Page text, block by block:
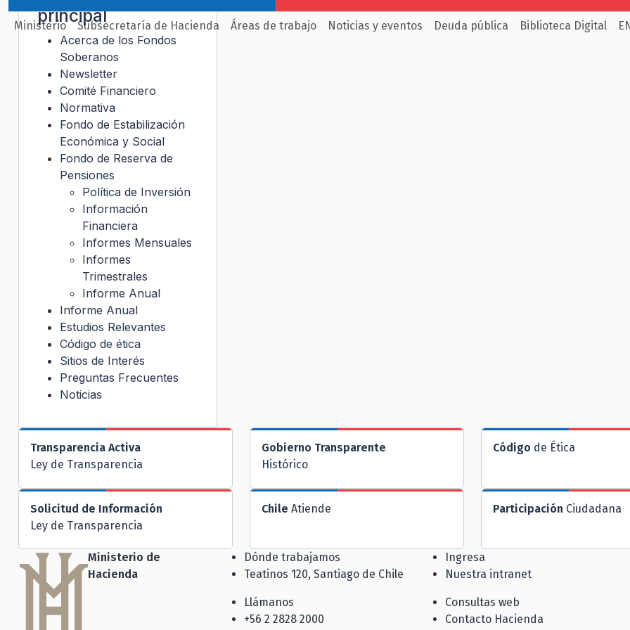
Ministerio Subsecretaría de Hacienda Áreas de trabajo Noticias y eventos Deuda pública Biblioteca Digital
principal
Acerca de los Fondos
Soberanos
Newsletter
Comité Financiero
Normativa
Fondo de Estabilización
Económica y Social
Fondo de Reserva de
Pensiones
Política de Inversión
Información
Financiera
Informes Mensuales
Informes
Trimestrales
Informe Anual
Informe Anual
Estudios Relevantes
Código de ética
Sitios de Interés
Preguntas Frecuentes
Noticias
Transparencia Activa
Ley de Transparencia
Gobierno Transparente
Histórico
Código de Ética
Solicitud de Información
Ley de Transparencia
Chile Atiende Participación Ciudadana
Ministerio de
Hacienda
Dónde trabajamos
Teatinos 120, Santiago de Chile
Llámanos
+56 2 2828 2000
Ingresa
Nuestra intranet
Consultas web
Contacto Hacienda